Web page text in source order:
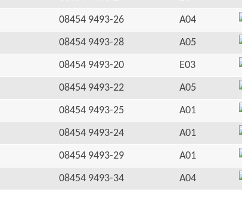
08454 9493-26
A04
08454 9493-28
A05
08454 9493-20
E03
08454 9493-22
A05
08454 9493-25
A01
08454 9493-24
A01
08454 9493-29
A01
08454 9493-34 A04